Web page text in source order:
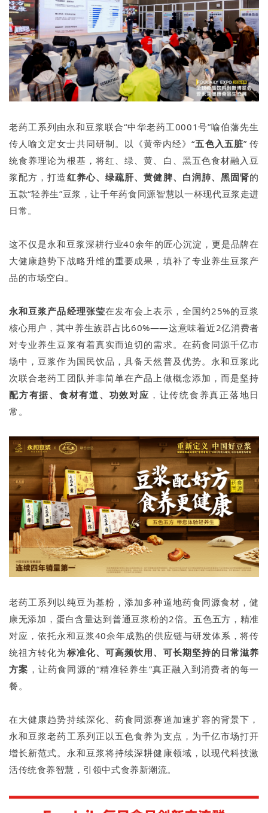
老药工系列由永和豆浆联合“中华老药工0001号”喻伯藩先生
传人喻文定女士共同研制。以《黄帝内经》“五色入五脏” 传
统食养理论为根基，将红、绿、黄、白、黑五色食材融入豆
浆配方，打造红养心、绿疏肝、黄健脾、白润肺、黑固肾的
五款“轻养生”豆浆，让千年药食同源智慧以一杯现代豆浆走进
日常。
这不仅是永和豆浆深耕行业40余年的匠心沉淀，更是品牌在
大健康趋势下战略升维的重要成果，填补了专业养生豆浆产
品的市场空白。
永和豆浆产品经理张莹在发布会上表示，全国约25%的豆浆
核心用户，其中养生族群占比60%——这意味着近2亿消费者
对专业养生豆浆有着真实而迫切的需求。在药食同源千亿市
场中，豆浆作为国民饮品，具备天然普及优势。永和豆浆此
次联合老药工团队并非简单在产品上做概念添加，而是坚持
配方有据、食材有道、功效对应 ，让传统食养真正落地日
常。
老药工系列以纯豆为基粉，添加多种道地药食同源食材，健
康无添加，蛋白含量达到普通豆浆粉的2倍。五色五方，精准
对应，依托永和豆浆40余年成熟的供应链与研发体系，将传
统祖方转化为标准化、可高频饮用、可长期坚持的日常滋养
方案 ，让药食同源的“精准轻养生”真正融入到消费者的每一
餐。
在大健康趋势持续深化、药食同源赛道加速扩容的背景下，
永和豆浆老药工系列正以五色食养为支点，为千亿市场打开
增长新范式。永和豆浆将持续深耕健康领域，以现代科技激
活传统食养智慧，引领中式食养新潮流。